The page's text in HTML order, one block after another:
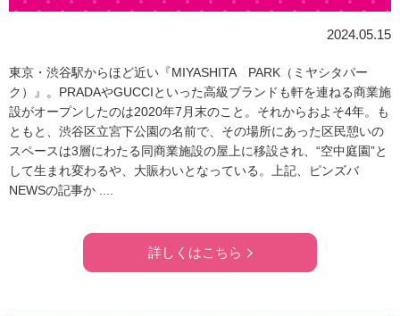
2024.05.15
東京・渋谷駅からほど近い『MIYASHITA PARK（ミヤシタパー
ク）』。PRADAやGUCCIといった高級ブランドも軒を連ねる商業施
設がオープンしたのは2020年7月末のこと。それからおよそ4年。も
ともと、渋谷区立宮下公園の名前で、その場所にあった区民憩いの
スペースは3層にわたる同商業施設の屋上に移設され、“空中庭園”と
して生まれ変わるや、大賑わいとなっている。上記、ピンズバ
NEWSの記事か ....
詳しくはこちら